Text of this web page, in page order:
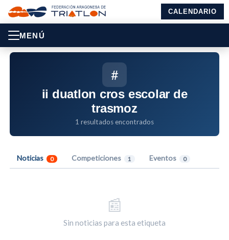
CALENDARIO
MENÚ
#
ii duatlon cros escolar de
trasmoz
1 resultados encontrados
Noticias 0 Competiciones 1 Eventos 0
📰
Sin noticias para esta etiqueta